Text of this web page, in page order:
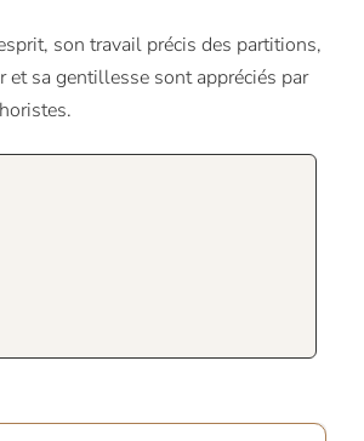
son travail précis des partitions,
et sa gentillesse sont appréciés par